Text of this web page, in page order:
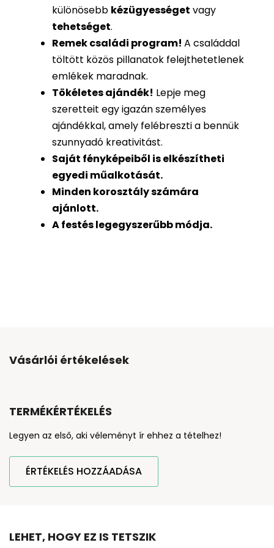
különösebb kézügyességet vagy
tehetséget.
Remek családi program! A családdal
töltött közös pillanatok felejthetetlenek
emlékek maradnak.
Tökéletes ajándék! Lepje meg
szeretteit egy igazán személyes
ajándékkal, amely felébreszti a bennük
szunnyadó kreativitást.
Saját fényképeiből iselkészítheti
egyedi műalkotását.
Minden korosztály számára
ajánlott.
A festés legegyszerűbb módja.
Vásárlói értékelések
TERMÉKÉRTÉKELÉS
Legyen az első, aki véleményt ír ehhez a tételhez!
ÉRTÉKELÉS HOZZÁADÁSA
LEHET, HOGY EZ IS TETSZIK